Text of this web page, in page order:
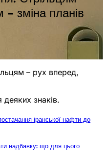
зміна планів
– рух вперед,
знаків.
іранської нафти до
надбавку: що для цього